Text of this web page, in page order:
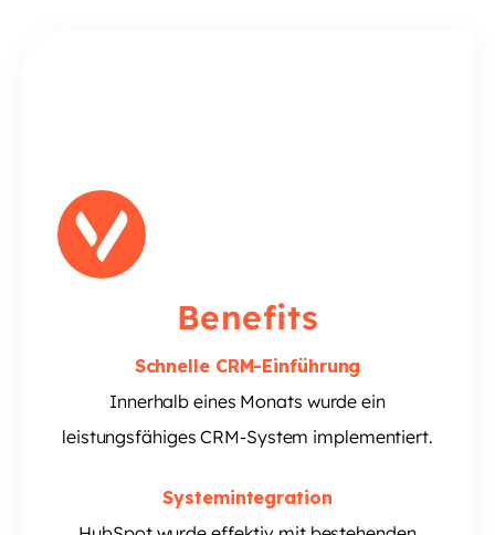
Benefits
Schnelle CRM-Einführung
Innerhalb eines Monats wurde ein
leistungsfähiges CRM-System implementiert.
Systemintegration